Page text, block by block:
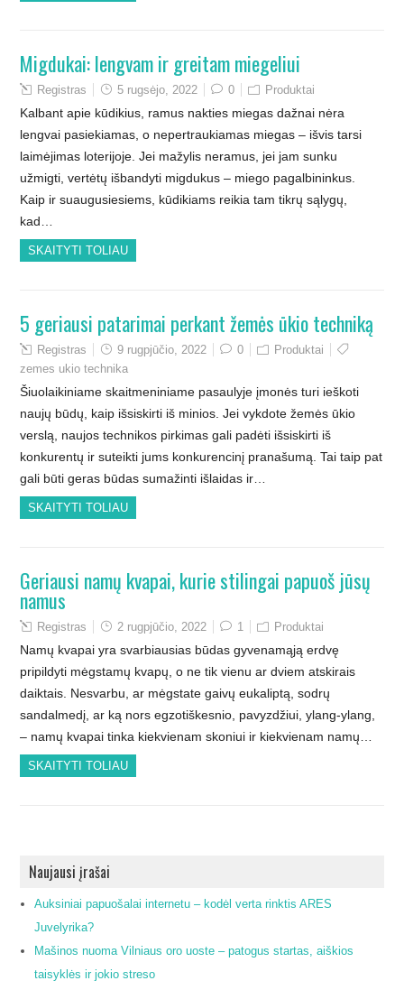
Migdukai: lengvam ir greitam miegeliui
Registras 5 rugsėjo, 2022 0 Produktai
Kalbant apie kūdikius, ramus nakties miegas dažnai nėra
lengvai pasiekiamas, o nepertraukiamas miegas – išvis tarsi
laimėjimas loterijoje. Jei mažylis neramus, jei jam sunku
užmigti, vertėtų išbandyti migdukus – miego pagalbininkus.
Kaip ir suaugusiesiems, kūdikiams reikia tam tikrų sąlygų,
kad…
SKAITYTI TOLIAU
5 geriausi patarimai perkant žemės ūkio techniką
Registras 9 rugpjūčio, 2022 0
Produktai
zemes ukio technika
Šiuolaikiniame skaitmeniniame pasaulyje įmonės turi ieškoti
naujų būdų, kaip išsiskirti iš minios. Jei vykdote žemės ūkio
verslą, naujos technikos pirkimas gali padėti išsiskirti iš
konkurentų ir suteikti jums konkurencinį pranašumą. Tai taip pat
gali būti geras būdas sumažinti išlaidas ir…
SKAITYTI TOLIAU
Geriausi namų kvapai, kurie stilingai papuoš jūsų
namus
Registras 2 rugpjūčio, 2022 1 Produktai
Namų kvapai yra svarbiausias būdas gyvenamąją erdvę
pripildyti mėgstamų kvapų, o ne tik vienu ar dviem atskirais
daiktais. Nesvarbu, ar mėgstate gaivų eukaliptą, sodrų
sandalmedį, ar ką nors egzotiškesnio, pavyzdžiui, ylang-ylang,
– namų kvapai tinka kiekvienam skoniui ir kiekvienam namų…
SKAITYTI TOLIAU
Naujausi įrašai
Auksiniai papuošalai internetu – kodėl verta rinktis ARES
Juvelyrika?
Mašinos nuoma Vilniaus oro uoste – patogus startas, aiškios
taisyklės ir jokio streso